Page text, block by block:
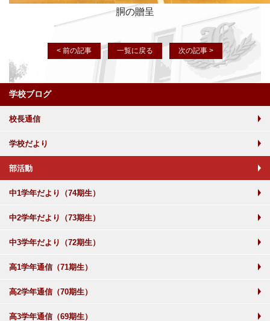
胴の贈呈
< 前の記事 一覧に戻る 次の記事 >
学校ブログ
校長通信
学校だより
部活動
中1学年だより（74期生）
中2学年だより（73期生）
中3学年だより（72期生）
高1学年通信（71期生）
高2学年通信（70期生）
高3学年通信（69期生）